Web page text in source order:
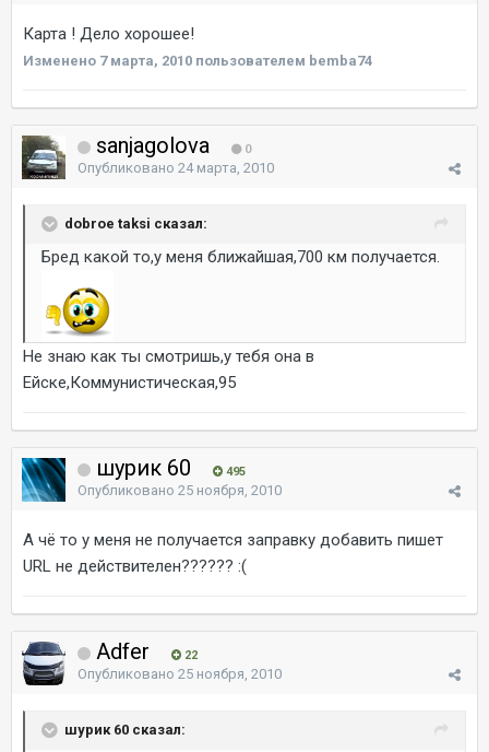
Карта ! Дело хорошее!
Изменено 7 марта, 2010 пользователем bemba74
sanjagolova 0
Опубликовано 24 марта, 2010
dobroe taksi сказал:
Бред какой то,у меня ближайшая,700 км получается.
Не знаю как ты смотришь,у тебя она в
Ейске,Коммунистическая,95
шурик 60 495
Опубликовано 25 ноября, 2010
А чё то у меня не получается заправку добавить пишет
URL не действителен?????? :(
Adfer 22
Опубликовано 25 ноября, 2010
шурик 60 сказал: